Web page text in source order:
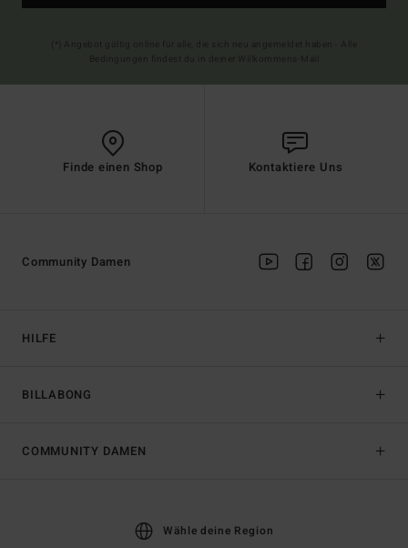
Finde einen Shop Kontaktiere Uns
HILFE
BILLABONG
Community Damen
COMMUNITY DAMEN
Wähle deine Region